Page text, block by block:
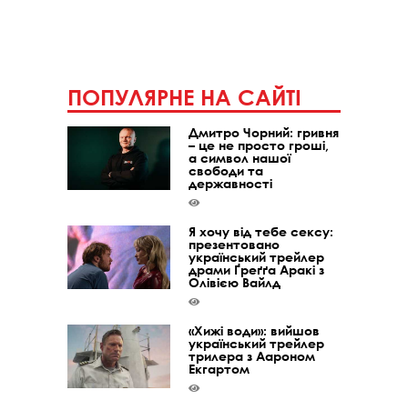
ПОПУЛЯРНЕ НА САЙТІ
Дмитро Чорний: гривня
– це не просто гроші,
а символ нашої
свободи та
державності
Я хочу від тебе сексу:
презентовано
український трейлер
драми Ґреґґа Аракі з
Олівією Вайлд
«Хижі води»: вийшов
український трейлер
трилера з Аароном
Екгартом